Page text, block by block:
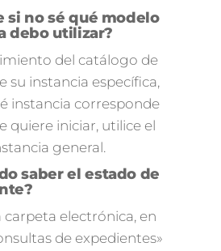
si no sé qué modelo
debo utilizar?
del catálogo de
su instancia específica,
instancia corresponde
quiere iniciar, utilice el
general.
saber el estado de
carpeta electrónica, en
de expedientes»